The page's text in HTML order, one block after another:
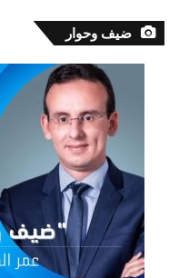
ضيف وحوار